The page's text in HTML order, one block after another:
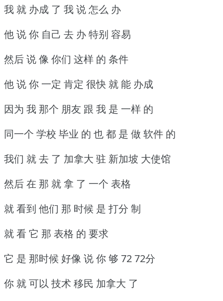
我 就 办成 了 我 说 怎么 办
他 说 你 自己 去 办 特别 容易
然后 说 像 你们 这样 的 条件
他 说 你 一定 肯定 很快 就 能 办成
因为 我 那个 朋友 跟 我 是 一样 的
同一个 学校 毕业 的 也 都 是 做 软件 的
我们 就 去 了 加拿大 驻 新加坡 大使馆
然后 在 那 就 拿 了 一个 表格
就 看到 他们 那 时候 是 打分 制
就 看 它 那 表格 的 要求
它 是 那时候 好像 说 你 够 72 72分
你 就 可以 技术 移民 加拿大 了